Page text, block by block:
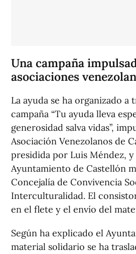
Una campaña
asociaciones
La ayuda se ha organizado a
campaña “Tu ayuda lleva
generosidad salva vidas”,
Asociación Venezolanos de
presidida por Luis Méndez,
Ayuntamiento de Castellón
Concejalía de Convivencia
Interculturalidad. El
en el flete y el envío del
Según ha explicado el
material solidario se ha